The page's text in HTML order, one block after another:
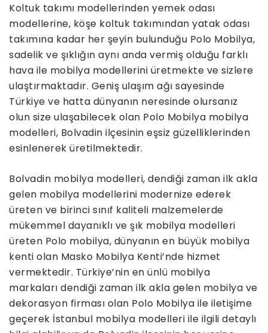
Koltuk takımı modellerinden yemek odası
modellerine, köşe koltuk takımından yatak odası
takımına kadar her şeyin bulunduğu Polo Mobilya,
sadelik ve şıklığın aynı anda vermiş olduğu farklı
hava ile mobilya modellerini üretmekte ve sizlere
ulaştırmaktadır. Geniş ulaşım ağı sayesinde
Türkiye ve hatta dünyanın neresinde olursanız
olun size ulaşabilecek olan Polo Mobilya mobilya
modelleri, Bolvadin ilçesinin eşsiz güzelliklerinden
esinlenerek üretilmektedir.
Bolvadin mobilya modelleri, dendiği zaman ilk akla
gelen mobilya modellerini modernize ederek
üreten ve birinci sınıf kaliteli malzemelerde
mükemmel dayanıklı ve şık mobilya modelleri
üreten Polo mobilya, dünyanın en büyük mobilya
kenti olan Masko Mobilya Kenti’nde hizmet
vermektedir. Türkiye’nin en ünlü mobilya
markaları dendiği zaman ilk akla gelen mobilya ve
dekorasyon firması olan Polo Mobilya ile iletişime
geçerek İstanbul mobilya modelleri ile ilgili detaylı